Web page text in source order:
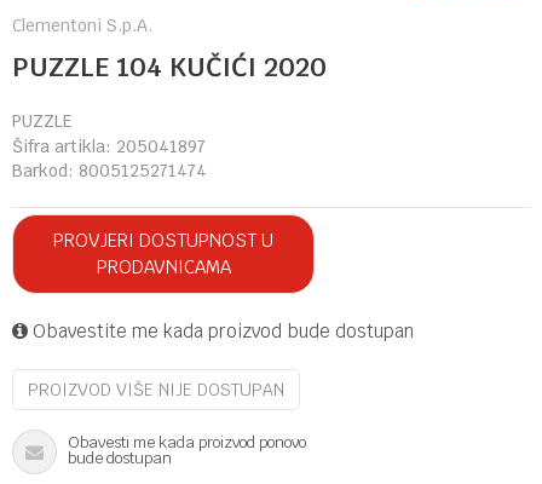
Clementoni S.p.A.
PUZZLE 104 KUČIĆI 2020
PUZZLE
Šifra artikla: 205041897
Barkod: 8005125271474
PROVJERI DOSTUPNOST U
PRODAVNICAMA
Obavestite me kada proizvod bude dostupan
PROIZVOD VIŠE NIJE DOSTUPAN
Obavesti me kada proizvod ponovo
bude dostupan